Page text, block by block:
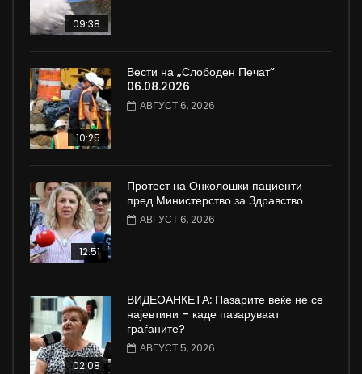
09:38
10:25
Вести на „Слободен Печат“
06.08.2026
АВГУСТ 6, 2026
12:51
Протест на Онколошки пациенти
пред Министерство за Здравство
АВГУСТ 6, 2026
02:08
ВИДЕОАНКЕТА: Пазарите веќе не се
најевтини – каде пазаруваат
граѓаните?
АВГУСТ 5, 2026